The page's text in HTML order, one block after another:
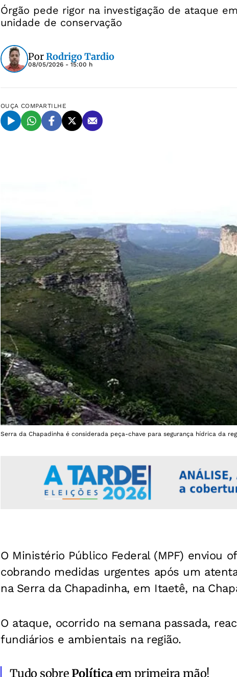
Órgão pede rigor na investigação de ataque
unidade de conservação
PorRodrigo Tardio
08/05/2026 - 15:00 h
OUÇA COMPARTILHE
Serra da Chapadinha é considerada peça-chave para segurança hídrica da
O Ministério Público Federal (MPF) enviou
cobrando medidas urgentes após um
na Serra da Chapadinha, em Itaetê, na
O ataque, ocorrido na semana passada,
fundiários e ambientais na região.
Tudo sobrePolíticaem primeira mão!